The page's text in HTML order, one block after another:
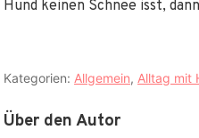
Hund keinen Schnee isst,
Kategorien: Allgemein, Alltag mit
Über den Autor